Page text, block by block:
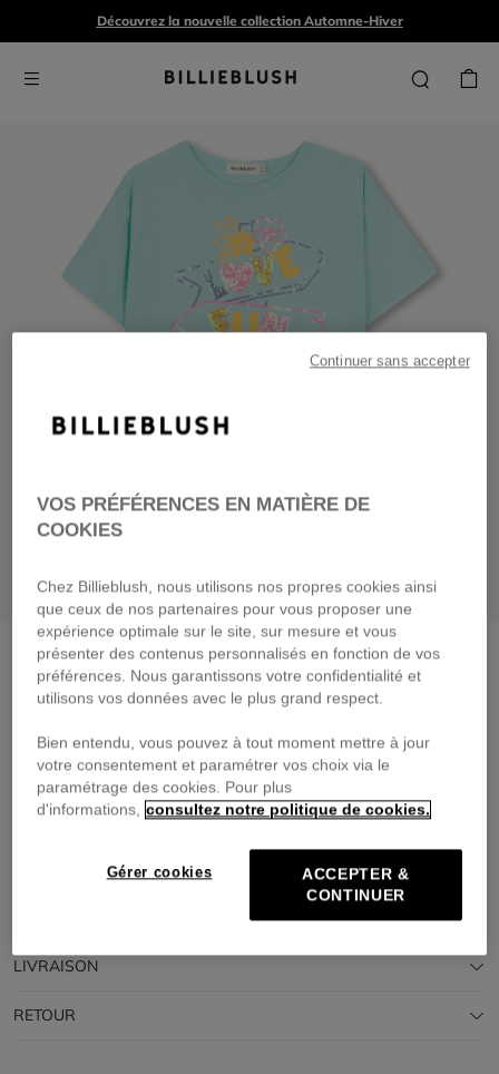
Découvrez la nouvelle collection Automne-Hiver
Robe de cérémonie lagon
dès 45,00 €
Payez en 4 fois sans frais avec
🔒Paiement sécurisé & retours faciles
DESCRIPTION
COMPOSITION
LIVRAISON
RETOUR
VOS PRÉFÉRENCES EN MATIÈRE DE
COOKIES
Chez Billieblush, nous utilisons nos propres cookies ainsi
que ceux de nos partenaires pour vous proposer une
expérience optimale sur le site, sur mesure et vous
présenter des contenus personnalisés en fonction de vos
préférences. Nous garantissons votre confidentialité et
utilisons vos données avec le plus grand respect.
Bien entendu, vous pouvez à tout moment mettre à jour
votre consentement et paramétrer vos choix via le
paramétrage des cookies. Pour plus
d'informations, consultez notre politique de cookies.
Gérer cookies
ACCEPTER &
CONTINUER
Continuer sans accepter